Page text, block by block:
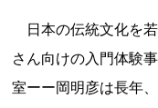
日本の伝統文化を
さん向けの入門体験
室ーー岡明彦は長年